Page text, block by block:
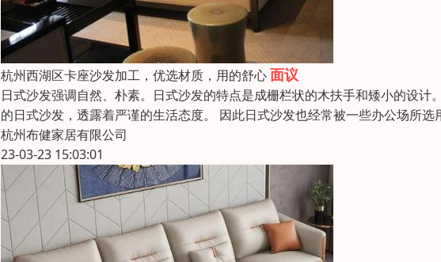
杭州西湖区卡座沙发加工，优选材质，用的舒心面议
日式沙发强调自然、朴素。日式沙发的特点是成栅栏状的木扶手和矮小的设
的日式沙发，透露着严谨的生活态度。 因此日式沙发也经常被一些办公场所
杭州布健家居有限公司
23-03-23 15:03:01